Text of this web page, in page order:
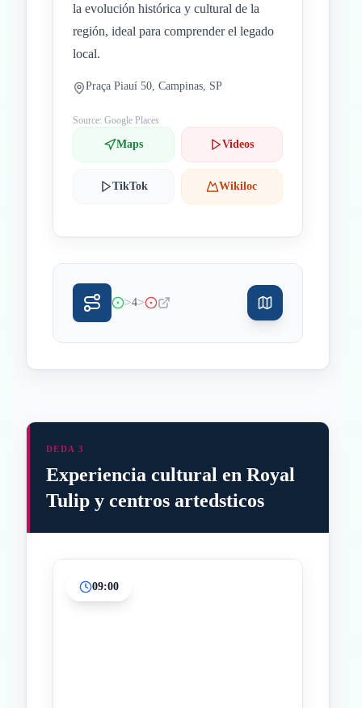
la evolución histórica y cultural de la
región, ideal para comprender el legado
local.
Praça Piauí 50, Campinas, SP
Source: Google Places
Maps Videos
TikTok Wikiloc
>4>
DEDA 3
Experiencia cultural en Royal
Tulip y centros artedsticos
09:00